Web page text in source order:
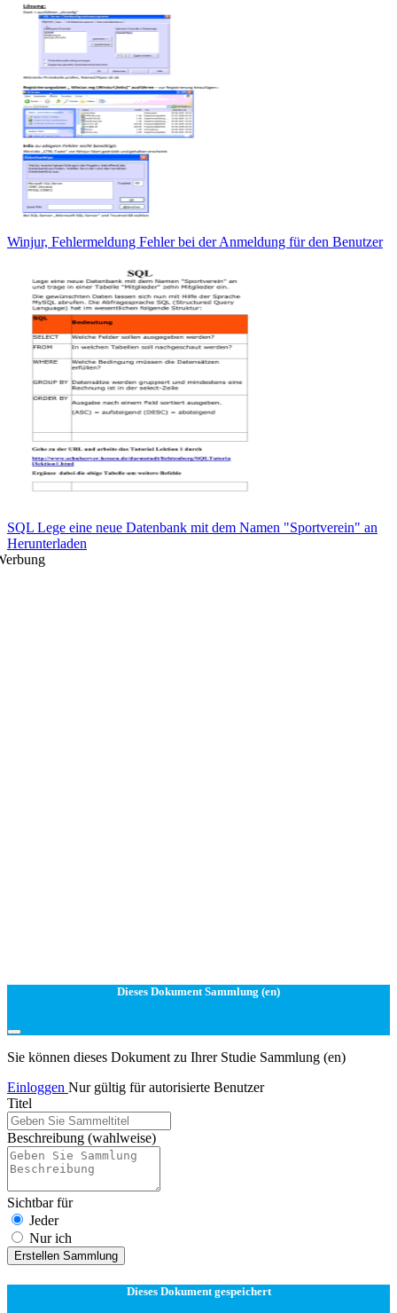
Winjur, Fehlermeldung Fehler bei der Anmeldung für den Benutzer
SQL Lege eine neue Datenbank mit dem Namen "Sportverein" an
Herunterladen
Dieses Dokument Sammlung (en)
Sie können dieses Dokument zu Ihrer Studie Sammlung (en)
Einloggen Nur gültig für autorisierte Benutzer
Titel
Beschreibung (wahlweise)
Sichtbar für
Jeder
Nur ich
Erstellen Sammlung
Dieses Dokument gespeichert